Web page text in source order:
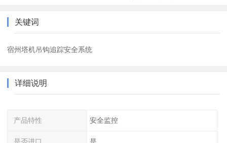
关键词
宿州塔机吊钩追踪安全系统
详细说明
产品特性 安全监控